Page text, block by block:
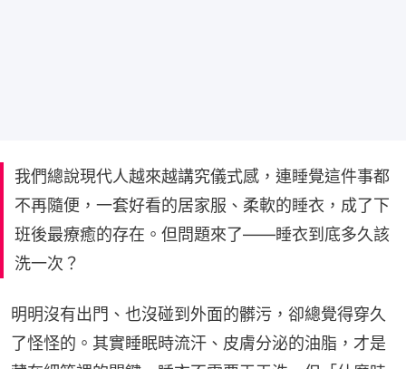
我們總說現代人越來越講究儀式感，連睡覺這件事都
不再隨便，一套好看的居家服、柔軟的睡衣，成了下
班後最療癒的存在。但問題來了——睡衣到底多久該
洗一次？
明明沒有出門、也沒碰到外面的髒污，卻總覺得穿久
了怪怪的。其實睡眠時流汗、皮膚分泌的油脂，才是